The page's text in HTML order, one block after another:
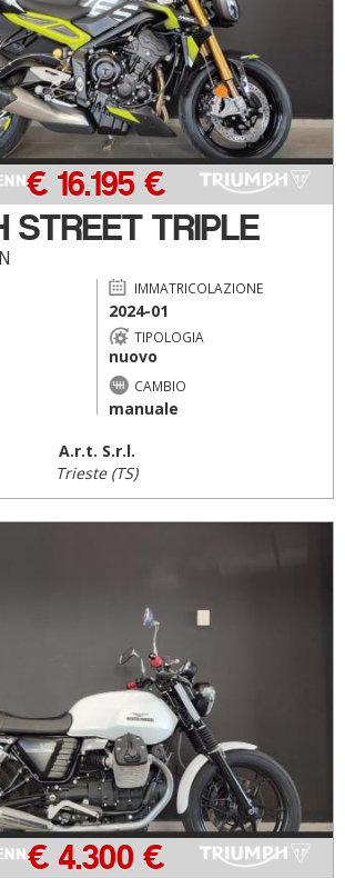
STREET TRIPLE
€ 16.195 €
IMMATRICOLAZIONE
2024-01
TIPOLOGIA
nuovo
CAMBIO
manuale
A.r.t. S.r.l.
Trieste (TS)
€ 4.300 €